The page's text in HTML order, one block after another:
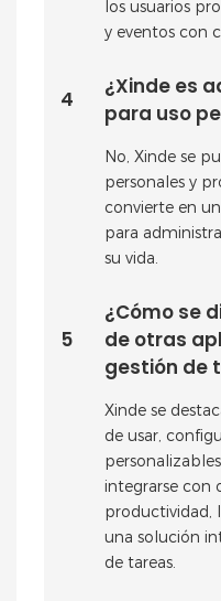
los usuarios
y eventos con
4
¿Xinde es
para uso
No, Xinde se
personales y
convierte en
para
su vida.
5
¿Cómo se
de otras
gestión de
Xinde se
de usar,
integrarse con
productividad,
una solución
de tareas.